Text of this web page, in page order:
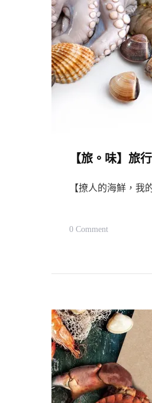
【旅。味】旅
【撩人的海鮮，我
0 CommentOn
的
味
道：
海
鮮
（貳）